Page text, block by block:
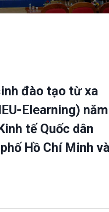
đào tạo từ xa
Elearning) năm
tế Quốc dân
Hồ Chí Minh